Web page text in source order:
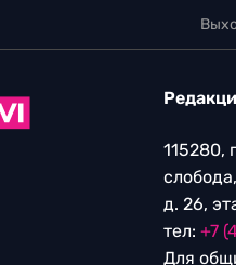
115280,
слобода,
д. 26,
тел: +7
Для